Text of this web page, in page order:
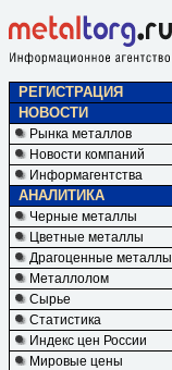
РЕГИСТРАЦИЯ
НОВОСТИ
Рынка металлов
Новости компаний
Информагентства
АНАЛИТИКА
Черные металлы
Цветные металлы
Драгоценные металлы
Металлолом
Сырье
Статистика
Индекс цен России
Мировые цены